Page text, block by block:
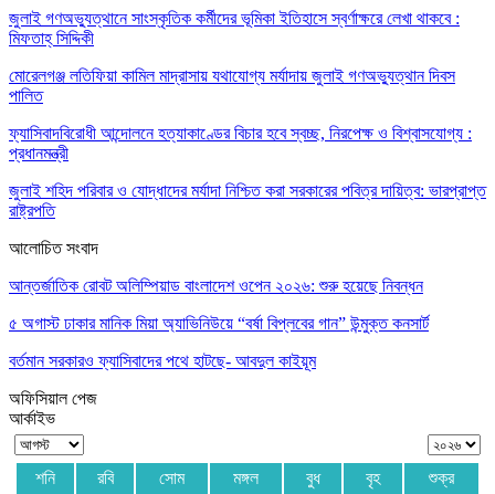
জুলাই গণঅভ্যুত্থানে সাংস্কৃতিক কর্মীদের ভূমিকা ইতিহাসে স্বর্ণাক্ষরে লেখা থাকবে :
মিফতাহ্ সিদ্দিকী
মোরেলগঞ্জ লতিফিয়া কামিল মাদ্রাসায় যথাযোগ্য মর্যাদায় জুলাই গণঅভ্যুত্থান দিবস
পালিত
ফ্যাসিবাদবিরোধী আন্দোলনে হত্যাকাণ্ডের বিচার হবে স্বচ্ছ, নিরপেক্ষ ও বিশ্বাসযোগ্য :
প্রধানমন্ত্রী
জুলাই শহিদ পরিবার ও যোদ্ধাদের মর্যাদা নিশ্চিত করা সরকারের পবিত্র দায়িত্ব: ভারপ্রাপ্ত
রাষ্ট্রপতি
আলোচিত সংবাদ
আন্তর্জাতিক রোবট অলিম্পিয়াড বাংলাদেশ ওপেন ২০২৬: শুরু হয়েছে নিবন্ধন
৫ অগাস্ট ঢাকার মানিক মিয়া অ্যাভিনিউয়ে “বর্ষা বিপ্লবের গান” উন্মুক্ত কনসার্ট
বর্তমান সরকারও ফ্যাসিবাদের পথে হাটছে- আবদুল কাইয়ূম
অফিসিয়াল পেজ
আর্কাইভ
শনি রবি সোম মঙ্গল বুধ বৃহ শুক্র